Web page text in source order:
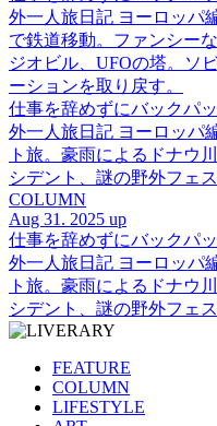
外一人旅日記 ヨーロッパ
で鉄道移動。ファンシー
ジオビル、UFOの塔。ソ
ーションを取り戻す。
仕事を辞めずにバックパ
外一人旅日記 ヨーロッパ
ト旅。豪雨によるドナウ
シデント、謎の野外フェ
COLUMN
Aug 31. 2025 up
仕事を辞めずにバックパ
外一人旅日記 ヨーロッパ
ト旅。豪雨によるドナウ
シデント、謎の野外フェ
FEATURE
COLUMN
LIFESTYLE